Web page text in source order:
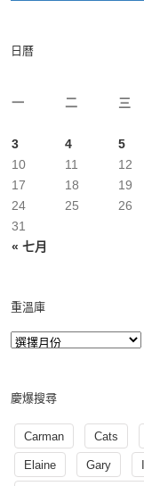
日曆
一
二 三
« 七月
3
4 5
10
11 12
17
18 19
24
25 26
31
重溫庫
慶爆搜尋
Carman Cats
Elaine Gary